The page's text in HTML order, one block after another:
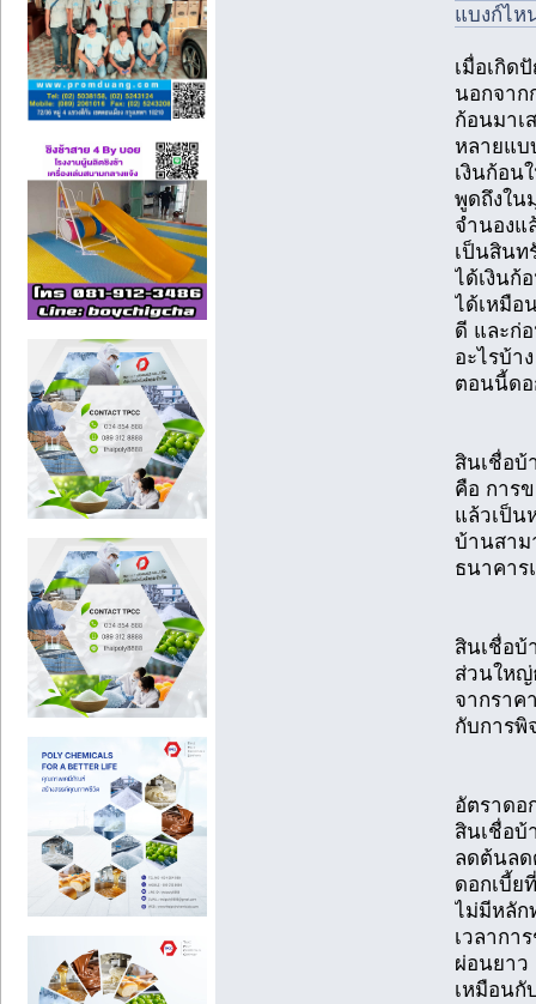
แบงก์ไห
เมื่อเกิด
นอกจาก
ก้อนมาเ
หลายแบ
เงินก้อน
พูดถึงใน
จำนองแ
เป็นสินท
ได้เงินก้
ได้เหมือ
ดี และก่
อะไรบ้า
ตอนนี้ดอ
สินเชื่อบ้
คือ การ
แล้วเป็น
บ้านสาม
ธนาคา
สินเชื่อบ้
ส่วนใหญ่
จากราค
กับการพิ
อัตราดอ
สินเชื่อบ้
ลดต้นลด
ดอกเบี้ย
ไม่มีหลัก
เวลากา
ผ่อนยาว
เหมือนกั